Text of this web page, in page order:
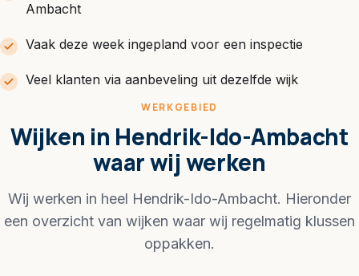
Ambacht
Vaak deze week ingepland voor een inspectie
Veel klanten via aanbeveling uit dezelfde wijk
WERKGEBIED
Wijken in Hendrik-Ido-Ambacht
waar wij werken
Wij werken in heel Hendrik-Ido-Ambacht. Hieronder
een overzicht van wijken waar wij regelmatig klussen
oppakken.